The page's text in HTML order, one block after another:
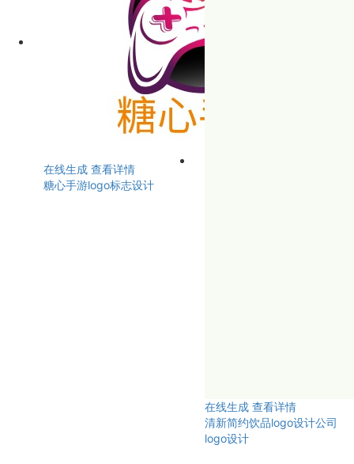
在线生成 查看详情
糖心手游logo标志设计
在线生成 查看详情
清新简约饮品logo设计公司
logo设计